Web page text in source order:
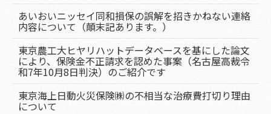
あいおいニッセイ同和損保の誤解を招きかねない連絡
内容について（顛末記あります。）
東京農工大ヒヤリハットデータベースを基にした論文
により、保険金不正請求を認めた事案（名古屋高裁令
和7年10月8日判決）のご紹介です
東京海上日動火災保険㈱の不相当な治療費打切り理由
について